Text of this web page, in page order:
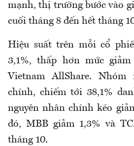
mạnh, thị trường bước vào
cuối tháng 8 đến hết tháng
Hiệu suất trên mỗi cổ
3,1%, thấp hơn mức
Vietnam AllShare.
chính, chiếm tới 38,1%
nguyên nhân chính kéo
đó, MBB giảm 1,3% và
tháng 10.